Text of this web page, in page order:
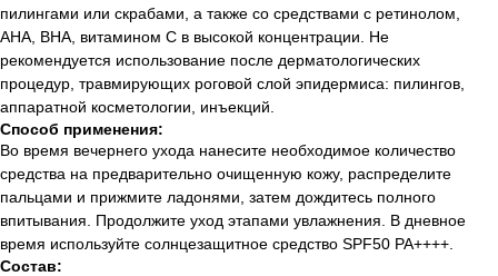
пилингами или скрабами, а также со средствами с ретинолом,
AHA, BHA, витамином C в высокой концентрации. Не
рекомендуется использование после дерматологических
процедур, травмирующих роговой слой эпидермиса: пилингов,
аппаратной косметологии, инъекций.
Способ применения:
Во время вечернего ухода нанесите необходимое количество
средства на предварительно очищенную кожу, распределите
пальцами и прижмите ладонями, затем дождитесь полного
впитывания. Продолжите уход этапами увлажнения. В дневное
время используйте солнцезащитное средство SPF50 PA++++.
Состав: